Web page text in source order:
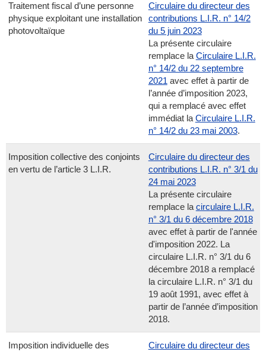
Traitement fiscal d’une personne
physique exploitant une installation
photovoltaïque
Circulaire du directeur des
contributions L.I.R. n° 14/2
du 5 juin 2023
La présente circulaire
remplace la Circulaire L.I.R.
n° 14/2 du 22 septembre
2021 avec effet à partir de
l’année d’imposition 2023,
qui a remplacé avec effet
immédiat la Circulaire L.I.R.
n° 14/2 du 23 mai 2003.
Imposition collective des conjoints
en vertu de l’article 3 L.I.R.
Circulaire du directeur des
contributions L.I.R. n° 3/1 du
24 mai 2023
La présente circulaire
remplace la circulaire L.I.R.
n° 3/1 du 6 décembre 2018
avec effet à partir de l'année
d'imposition 2022. La
circulaire L.I.R. n° 3/1 du 6
décembre 2018 a remplacé
la circulaire L.I.R. n° 3/1 du
19 août 1991, avec effet à
partir de l’année d’imposition
2018.
Imposition individuelle des
Circulaire du directeur des